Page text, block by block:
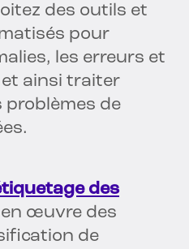
des outils et
pour
les erreurs et
et ainsi traiter
problèmes de
des
œuvre des
de